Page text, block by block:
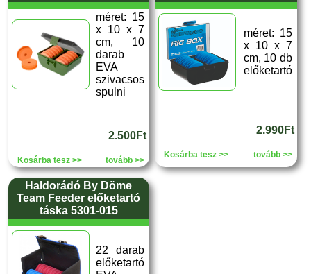
méret: 15
x 10 x 7
cm, 10
darab
EVA
szivacsos
spulni
2.500Ft
Kosárba tesz >> tovább >>
méret: 15
x 10 x 7
cm, 10 db
előketartó
2.990Ft
Kosárba tesz >> tovább >>
Haldorádó By Döme
Team Feeder előketartó
táska 5301-015
22 darab
előketartó